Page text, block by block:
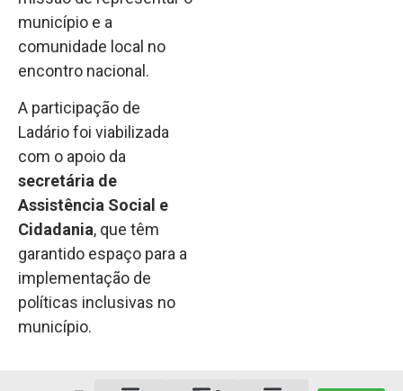
município e a
comunidade local no
encontro nacional.
A participação de
Ladário foi viabilizada
com o apoio da
secretária de
Assistência Social e
Cidadania, que têm
garantido espaço para a
implementação de
políticas inclusivas no
município.